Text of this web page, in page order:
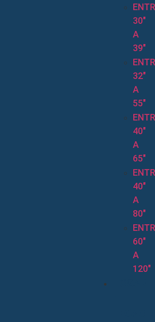
30″
A
39″
32″
A
55″
40″
A
65″
40″
A
80″
60″
A
120″